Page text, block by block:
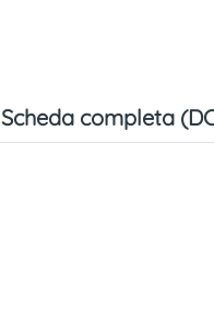
Scheda completa